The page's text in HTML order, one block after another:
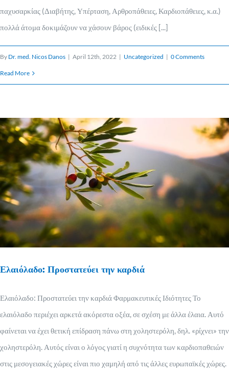
παχυσαρκίας (Διαβήτης, Υπέρταση, Αρθροπάθειες, Καρδιοπάθειες, κ.α.)
πολλά άτομα δοκιμάζουν να χάσουν βάρος (ειδικές [...]
By Dr. med. Nicos Danos | April 12th, 2022 | Uncategorized | 0 Comments
Read More
Ελαιόλαδο: Προστατεύει την καρδιά
Ελαιόλαδο: Προστατεύει την καρδιά Φαρμακευτικές Ιδιότητες Το
ελαιόλαδο περιέχει αρκετά ακόρεστα οξέα, σε σχέση με άλλα έλαια. Αυτό
φαίνεται να έχει θετική επίδραση πάνω στη χοληστερόλη, δηλ. «ρίχνει» την
χοληστερόλη. Αυτός είναι ο λόγος γιατί η συχνότητα των καρδιοπαθειών
στις μεσογειακές χώρες είναι πιο χαμηλή από τις άλλες ευρωπαϊκές χώρες.